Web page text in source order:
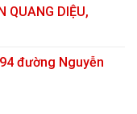
DIỆU,
đường Nguyễn